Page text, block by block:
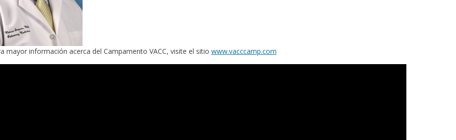
mayor información acerca del Campamento VACC, visite el sitio www.vacccamp.com